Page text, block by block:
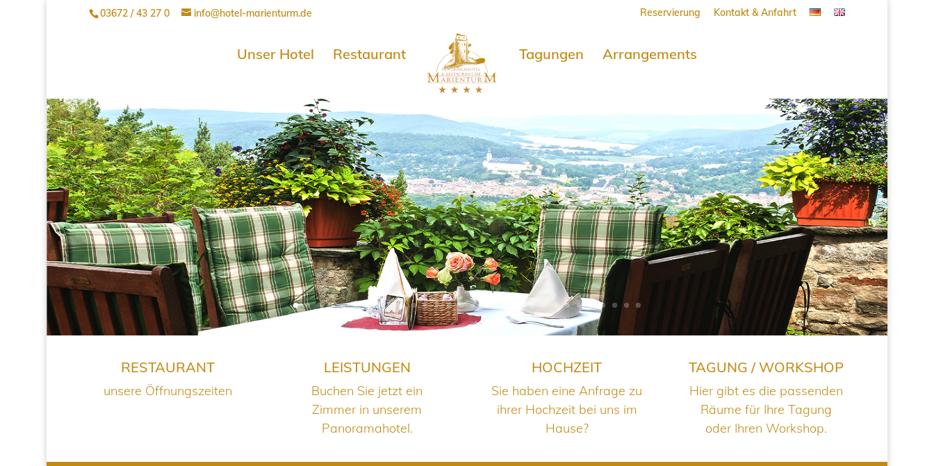
03672 / 43 27 0 info@hotel-marienturm.de Reservierung Kontakt & Anfahrt
Unser Hotel Restaurant Tagungen Arrangements
RESTAURANT
unsere Öffnungszeiten
LEISTUNGEN
Buchen Sie jetzt ein
Zimmer in unserem
Panoramahotel.
HOCHZEIT
Sie haben eine Anfrage zu
ihrer Hochzeit bei uns im
Hause?
TAGUNG / WORKSHOP
Hier gibt es die passenden
Räume für Ihre Tagung
oder Ihren Workshop.